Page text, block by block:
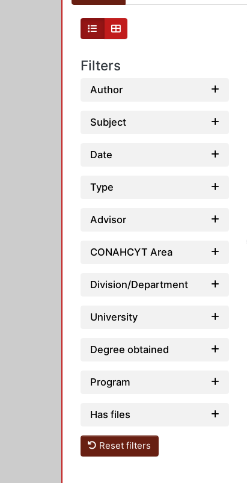
Filters
Author
Subject
Date
Type
Advisor
CONAHCYT Area
Division/Department
University
Degree obtained
Program
Has files
Reset filters